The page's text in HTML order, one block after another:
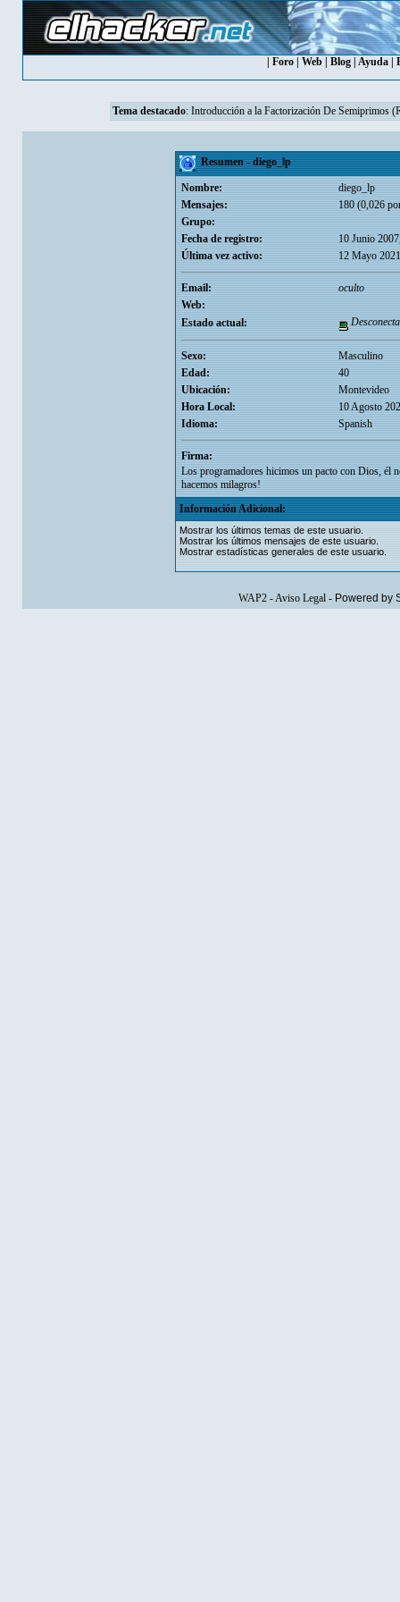
Foro| Web| Blog| Ayuda|
Tema destacado: Introducción a la Factorización De Semiprimos
Resumen - diego_lp
Nombre:
diego_lp
Mensajes:
180 (0,026
Grupo:
Fecha de registro:
10 Junio
Última vez activo:
12 Mayo
Email:
oculto
Web:
Estado actual:
Sexo:
Masculino
Edad:
40
Ubicación:
Montevideo
Hora Local:
10 Agosto
Idioma:
Spanish
Firma:
Los programadores hicimos un pacto con Dios, él
hacemos milagros!
Información Adicional:
Mostrar los últimos temas de este usuario.
Mostrar los últimos mensajes de este usuario.
Mostrar estadísticas generales de este usuario.
WAP2-Aviso Legal- Powered by